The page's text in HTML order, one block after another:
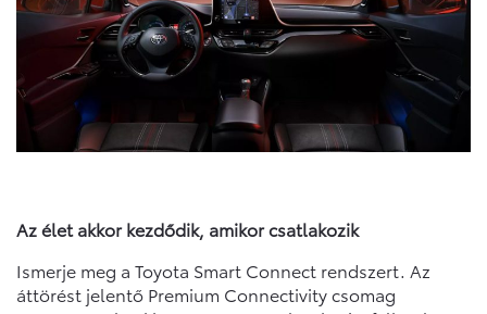
Az élet akkor kezdődik, amikor csatlakozik
Ismerje meg a Toyota Smart Connect rendszert. Az
áttörést jelentő Premium Connectivity csomag